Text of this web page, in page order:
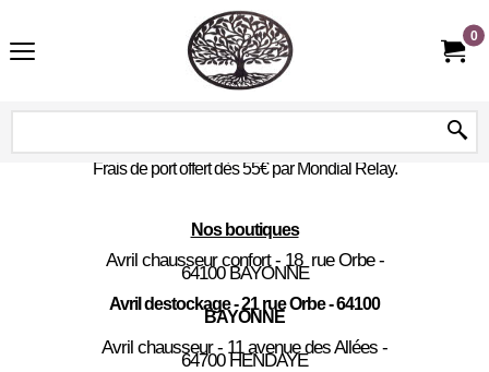
0
Frais de port offert dès 55€ par Mondial Relay.
Nos boutiques
Avril chausseur confort - 18 rue Orbe -
64100 BAYONNE
Avril destockage - 21 rue Orbe - 64100
BAYONNE
Avril chausseur - 11 avenue des Allées -
64700 HENDAYE